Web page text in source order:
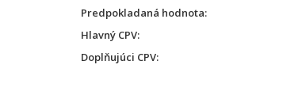
Predpokladaná hodnota
Hlavný CPV
Doplňujúci CPV